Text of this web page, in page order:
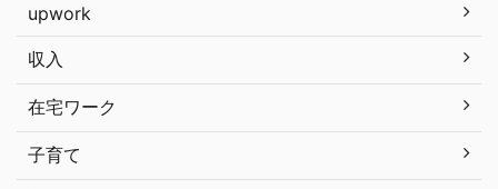
upwork
収入
在宅ワーク
子育て